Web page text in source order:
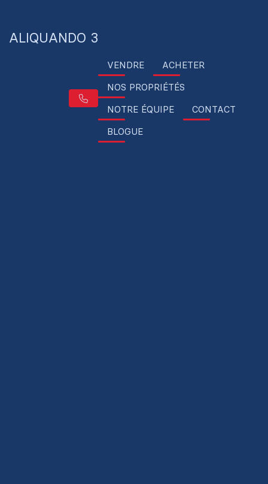
ALIQUANDO 3
VENDRE
ACHETER
NOS PROPRIÉTÉS
NOTRE ÉQUIPE
CONTACT
BLOGUE